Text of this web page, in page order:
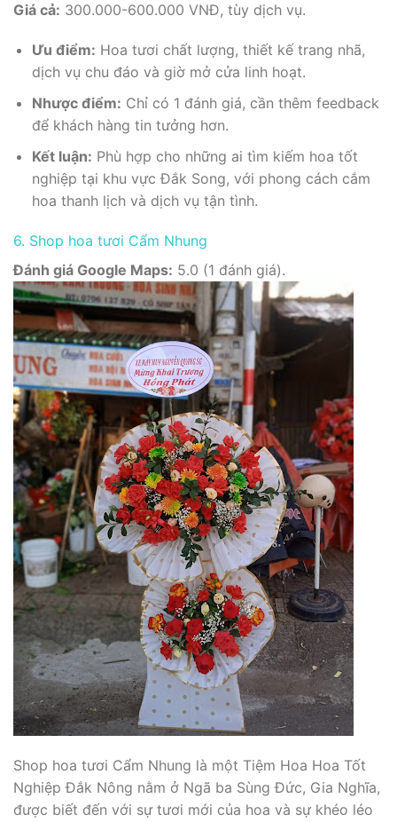
Giá cả: 300.000-600.000 VNĐ, tùy dịch vụ.
Ưu điểm: Hoa tươi chất lượng, thiết kế trang nhã,
dịch vụ chu đáo và giờ mở cửa linh hoạt.
Nhược điểm: Chỉ có 1 đánh giá, cần thêm feedback
để khách hàng tin tưởng hơn.
Kết luận: Phù hợp cho những ai tìm kiếm hoa tốt
nghiệp tại khu vực Đắk Song, với phong cách cắm
hoa thanh lịch và dịch vụ tận tình.
6. Shop hoa tươi Cẩm Nhung
Đánh giá Google Maps: 5.0 (1 đánh giá).
Shop hoa tươi Cẩm Nhung là một Tiệm Hoa Hoa Tốt
Nghiệp Đắk Nông nằm ở Ngã ba Sùng Đức, Gia Nghĩa,
được biết đến với sự tươi mới của hoa và sự khéo léo